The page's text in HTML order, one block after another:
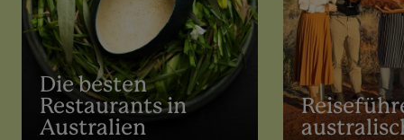
Die besten
Restaurants in
Australien